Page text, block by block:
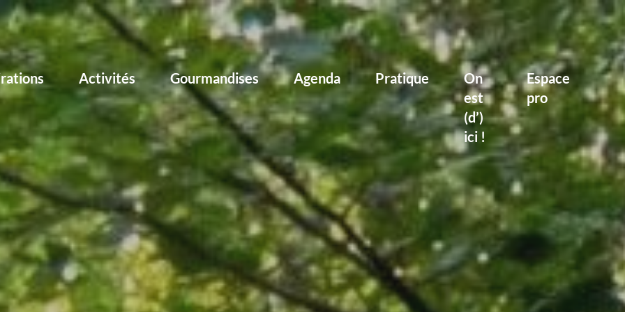
Activités Gourmandises Agenda Pratique
On
est
(d’)
ici !
Espace
pro